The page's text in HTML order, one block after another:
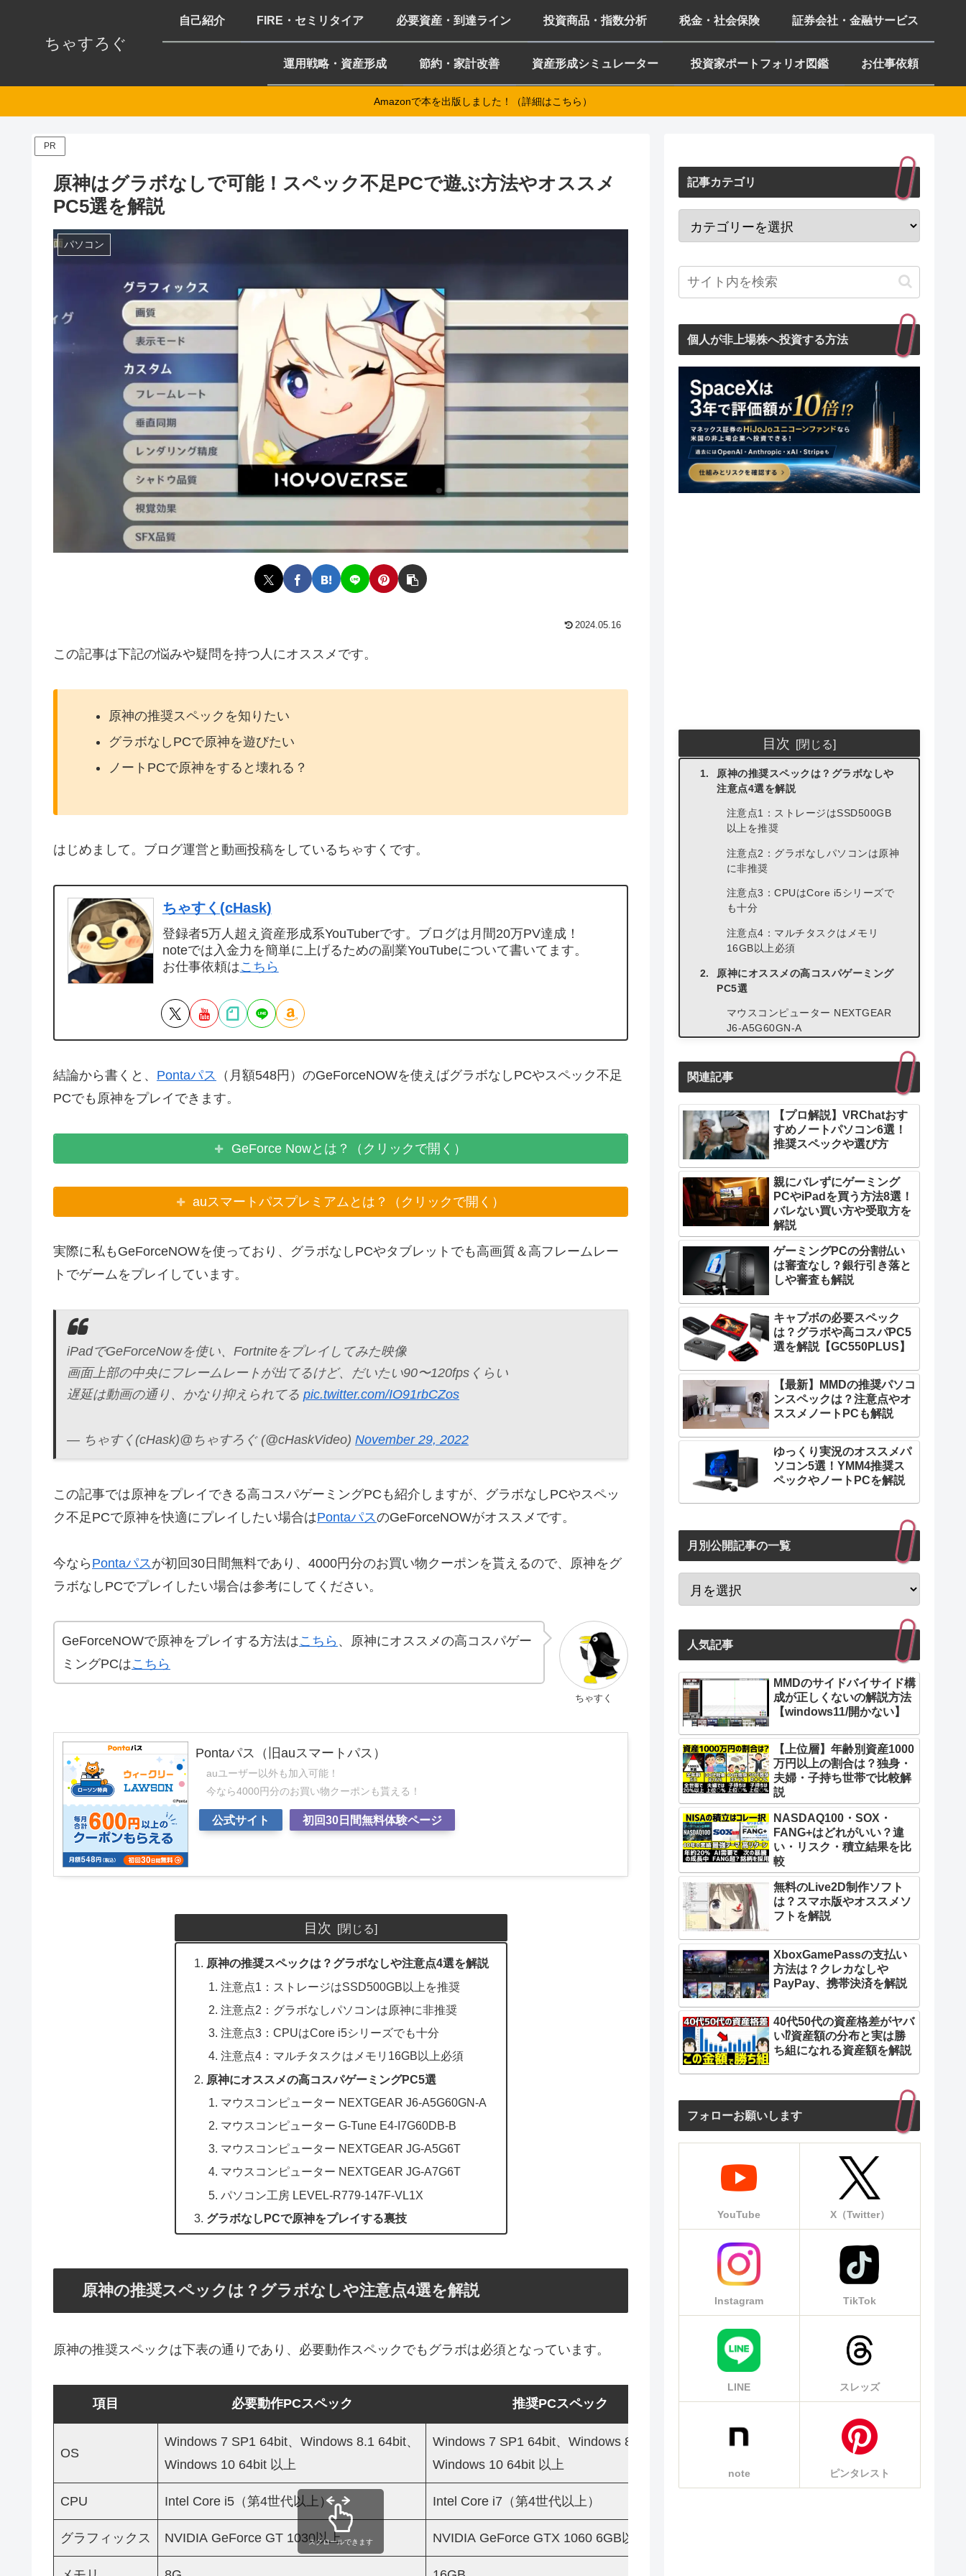
ちゃすろぐ
自己紹介 FIRE・セミリタイア 必要資産・到達ライン 投資商品・指数分析 税金・社会保険 証券会社・金融サービス
運用戦略・資産形成 節約・家計改善 資産形成シミュレーター 投資家ポートフォリオ図鑑 お仕事依頼
Amazonで本を出版しました！（詳細はこちら）
PR
原神はグラボなしで可能！スペック不足PCで遊ぶ方法やオススメ
PC5選を解説
パソコン
2024.05.16
この記事は下記の悩みや疑問を持つ人にオススメです。
原神の推奨スペックを知りたい
グラボなしPCで原神を遊びたい
ノートPCで原神をすると壊れる？
はじめまして。ブログ運営と動画投稿をしているちゃすくです。
ちゃすく(cHask)
登録者5万人超え資産形成系YouTuberです。ブログは月間20万PV達成！
noteでは入金力を簡単に上げるための副業YouTubeについて書いてます。
お仕事依頼はこちら
結論から書くと、 Pontaパス （月額548円）のGeForceNOWを使えばグラボなしPCやスペック不足
PCでも原神をプレイできます。
GeForce Nowとは？（クリックで開く）
auスマートパスプレミアムとは？（クリックで開く）
実際に私もGeForceNOWを使っており、グラボなしPCやタブレットでも高画質＆高フレームレー
トでゲームをプレイしています。
iPadでGeForceNowを使い、Fortniteをプレイしてみた映像
画面上部の中央にフレームレートが出てるけど、だいたい90〜120fpsくらい
遅延は動画の通り、かなり抑えられてる pic.twitter.com/IO91rbCZos
— ちゃすく(cHask)@ちゃすろぐ (@cHaskVideo) November 29, 2022
この記事では原神をプレイできる高コスパゲーミングPCも紹介しますが、グラボなしPCやスペッ
ク不足PCで原神を快適にプレイしたい場合はPontaパスのGeForceNOWがオススメです。
今なら Pontaパス が初回30日間無料であり、4000円分のお買い物クーポンを貰えるので、原神をグ
ラボなしPCでプレイしたい場合は参考にしてください。
ちゃすく
GeForceNOWで原神をプレイする方法はこちら 、原神にオススメの高コスパゲー
ミングPCはこちら
Pontaパス（旧auスマートパス）
auユーザー以外も加入可能！
今なら4000円分のお買い物クーポンも貰える！
公式サイト 初回30日間無料体験ページ
目次
原神の推奨スペックは？グラボなしや注意点4選を解説
注意点1：ストレージはSSD500GB以上を推奨
注意点2：グラボなしパソコンは原神に非推奨
注意点3：CPUはCore i5シリーズでも十分
注意点4：マルチタスクはメモリ16GB以上必須
原神にオススメの高コスパゲーミングPC5選
マウスコンピューター NEXTGEAR J6-A5G60GN-A
マウスコンピューター G-Tune E4-I7G60DB-B
マウスコンピューター NEXTGEAR JG-A5G6T
マウスコンピューター NEXTGEAR JG-A7G6T
パソコン工房 LEVEL-R779-147F-VL1X
グラボなしPCで原神をプレイする裏技
原神の推奨スペックは？グラボなしや注意点4選を解説
原神の推奨スペックは下表の通りであり、必要動作スペックでもグラボは必須となっています。
項目 必要動作PCスペック 推奨PCスペック
OS
Windows 7 SP1 64bit、Windows 8.1 64bit、
Windows 10 64bit 以上
Windows 7 SP1 64bit、Windows 8.1 64bit、
Windows 10 64bit 以上
CPU Intel Core i5（第4世代以上） Intel Core i7（第4世代以上）
グラフィックス NVIDIA GeForce GT 1030以上 NVIDIA GeForce GTX 1060 6GB以上
スクロールできます
記事カテゴリ
個人が非上場株へ投資する方法
目次
原神の推奨スペックは？グラボなしや
注意点4選を解説
注意点1：ストレージはSSD500GB
以上を推奨
注意点2：グラボなしパソコンは原神
に非推奨
注意点3：CPUはCore i5シリーズで
も十分
注意点4：マルチタスクはメモリ
16GB以上必須
原神にオススメの高コスパゲーミング
PC5選
マウスコンピューター NEXTGEAR
J6-A5G60GN-A
マウスコンピューター NEXTGEAR
JG-A5G6T
マウスコンピューター NEXTGEAR
JG-A7G6T
パソコン工房 LEVEL-R779-147F-
VL1X
グラボなしPCで原神をプレイする裏技
関連記事
【プロ解説】VRChatおす
すめノートパソコン6選！
推奨スペックや選び方
親にバレずにゲーミング
PCやiPadを買う方法8選！
バレない買い方や受取方を
解説
ゲーミングPCの分割払い
は審査なし？銀行引き落と
しや審査も解説
キャプボの必要スペック
は？グラボや高コスパPC5
選を解説【GC550PLUS】
【最新】MMDの推奨パソコ
ンスペックは？注意点やオ
ススメノートPCも解説
ゆっくり実況のオススメパ
ソコン5選！YMM4推奨ス
ペックやノートPCを解説
月別公開記事の一覧
人気記事
MMDのサイドバイサイド構
成が正しくないの解説方法
【windows11/開かない】
【上位層】年齢別資産1000
万円以上の割合は？独身・
夫婦・子持ち世帯で比較解
説
NASDAQ100・SOX・
FANG+はどれがいい？違
い・リスク・積立結果を比
較
無料のLive2D制作ソフト
は？スマホ版やオススメソ
フトを解説
XboxGamePassの支払い
方法は？クレカなしや
PayPay、携帯決済を解説
40代50代の資産格差がヤバ
い⁉︎資産額の分布と実は勝
ち組になれる資産額を解説
フォローお願いします
YouTube X（Twitter）
Instagram TikTok
LINE スレッズ
note ピンタレスト